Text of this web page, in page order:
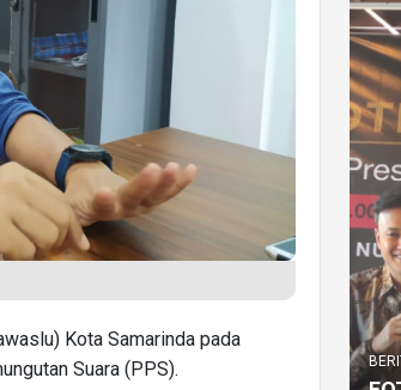
Kota Samarinda pada
Suara (PPS).